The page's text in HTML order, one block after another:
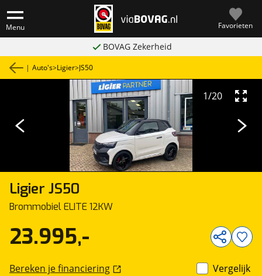
Menu Favorieten
BOVAG Zekerheid
| Auto's>Ligier>JS50
Ligier JS50
Brommobiel ELITE 12KW
1/20
23.995,-
Bereken je financiering
Vergelijk